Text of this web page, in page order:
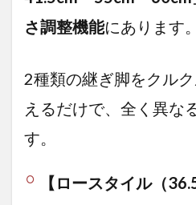
つを
さ調整機能にあります。
2種類の継ぎ脚をクル
えるだけで、全く異な
す。
【ロースタイル（